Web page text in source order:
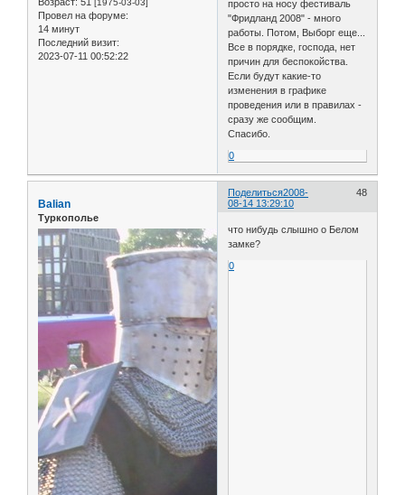
[1975-03-03]
Провел на форуме:
14 минут
Последний визит:
2023-07-11 00:52:22
просто на носу фестиваль
"Фридланд 2008" - много
работы. Потом, Выборг еще...
Все в порядке, господа, нет
причин для беспокойства.
Если будут какие-то
изменения в графике
проведения или в правилах -
сразу же сообщим.
Спасибо.
0
Поделиться 48
2008-
08-14 13:29:10
Balian
Туркополье
что нибудь слышно о Белом
замке?
0